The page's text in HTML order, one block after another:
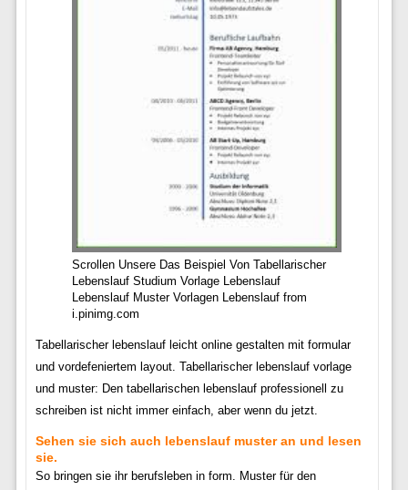
Scrollen Unsere Das Beispiel Von Tabellarischer
Lebenslauf Studium Vorlage Lebenslauf
Lebenslauf Muster Vorlagen Lebenslauf from
i.pinimg.com
Tabellarischer lebenslauf leicht online gestalten mit formular
und vordefeniertem layout. Tabellarischer lebenslauf vorlage
und muster: Den tabellarischen lebenslauf professionell zu
schreiben ist nicht immer einfach, aber wenn du jetzt.
Sehen sie sich auch lebenslauf muster an und lesen
sie.
So bringen sie ihr berufsleben in form. Muster für den